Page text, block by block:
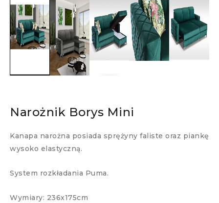
Narożnik Borys Mini
Kanapa narożna posiada sprężyny faliste oraz piankę
wysoko elastyczną.
System rozkładania Puma.
Wymiary: 236x175cm